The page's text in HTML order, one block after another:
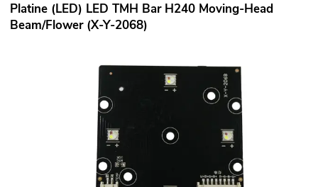
Platine (LED) LED TMH Bar H240 Moving-Head
Beam/Flower (X-Y-2068)